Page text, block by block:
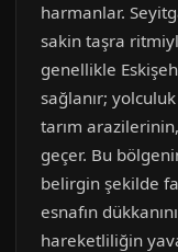
harmanlar.
sakin taşra
genellikle
sağlanır;
tarım
geçer. Bu
belirgin şekilde
esnafın
hareketliliğin